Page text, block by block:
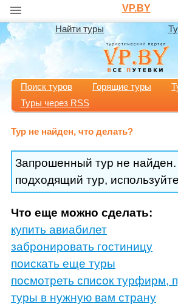
VP.BY
Найти туры
Поиск туров Горящие туры
Туры через RSS
Тур не найден, что делать?
Запрошенный тур не
подходящий тур, используйте
Что еще можно сделать:
купить авиабилет
забронировать гостиницу
поискать еще туры
посмотреть список турфирм,
туры в нужную вам страну